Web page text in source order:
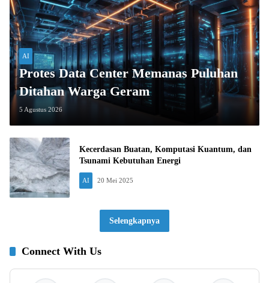
AI
Protes Data Center Memanas Puluhan
Ditahan Warga Geram
5 Agustus 2026
Kecerdasan Buatan, Komputasi Kuantum, dan
Tsunami Kebutuhan Energi
AI 20 Mei 2025
Selengkapnya
Connect With Us